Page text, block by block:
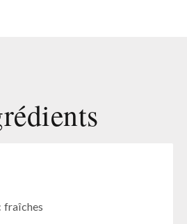
fraîches